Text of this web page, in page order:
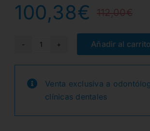
112,00€El
100,38€
El
FXH300
C-
3D
FUSION
FIRM
Añadir al carrito
Venta exclusiva a
clínicas dentales